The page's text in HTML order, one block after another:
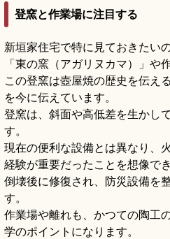
登窯と作業場に注目する
新垣家住宅で特に見ておきたい
「東の窯（アガリヌカマ）」や
この登窯は壺屋焼の歴史を伝え
を今に伝えています。
登窯は、斜面や高低差を生かし
す。
現在の便利な設備とは異なり、
経験が重要だったことを想像でき
倒壊後に修復され、防災設備を
す。
作業場や離れも、かつての陶工
学のポイントになります。